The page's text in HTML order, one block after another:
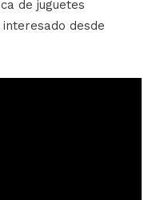
de juguetes
desde